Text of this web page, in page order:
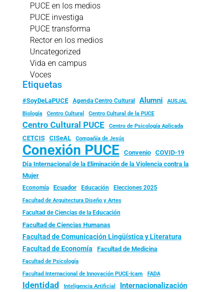
PUCE en los medios
PUCE investiga
PUCE transforma
Rector en los medios
Uncategorized
Vida en campus
Voces
Etiquetas
#SoyDeLaPUCE Agenda Centro Cultural Alumni
AUSJAL
Biología
Centro Cultural Centro Cultural de la PUCE
Centro Cultural PUCE Centro de Psicología Aplicada
CETCIS CISeAL Compañía de Jesús
Conexión PUCE Convenio
COVID-19
Día Internacional de la Eliminación de la Violencia contra la
Mujer
Economía Ecuador Educación Elecciones 2025
Facultad de Arquitectura Diseño y Artes
Facultad de Ciencias de la Educación
Facultad de Ciencias Humanas
Facultad de Comunicación Lingüística y Literatura
Facultad de Economía Facultad de Medicina
Facultad de Psicología
Facultad Internacional de Innovación PUCE-Icam FADA
Identidad Inteligencia Artificial Internacionalización